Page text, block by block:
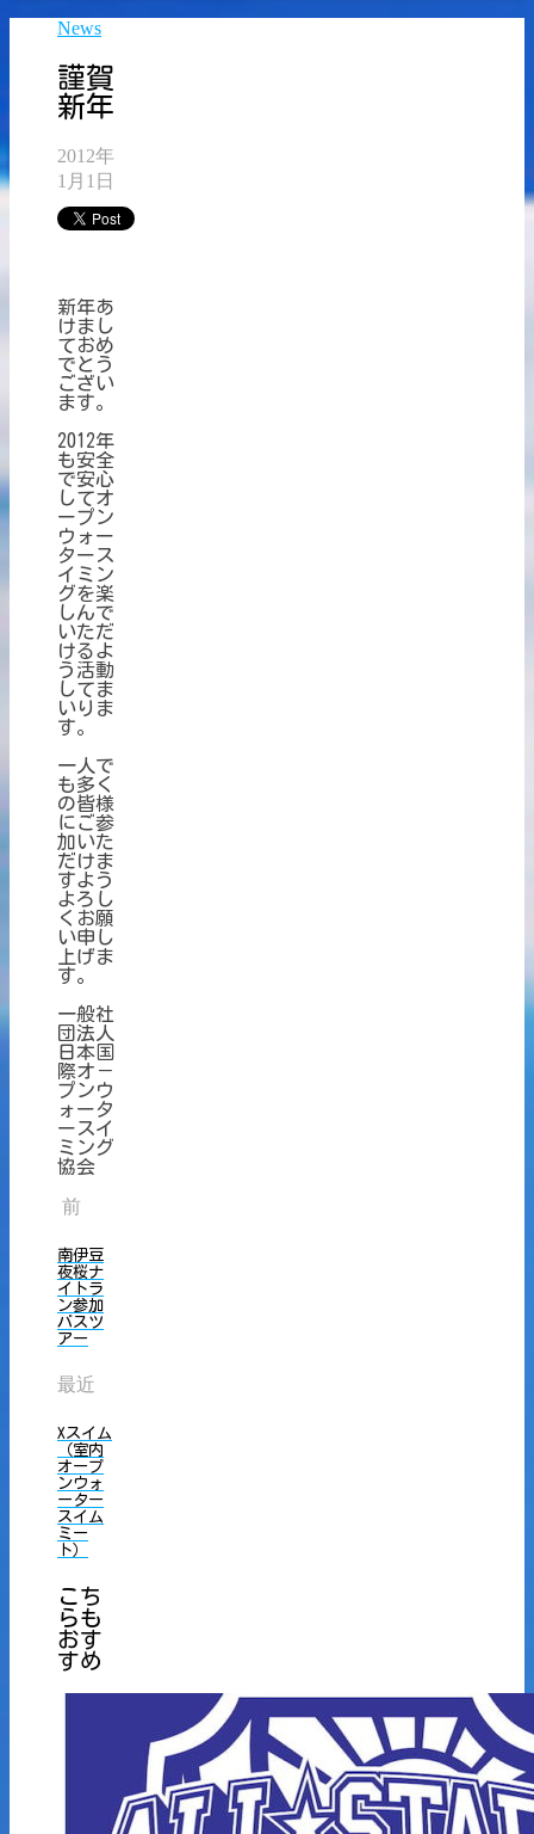
News
謹賀
新年
2012年
1月1日
新年あ
けまし
ておめ
でとう
ござい
ます。
2012年
も安全
で安心
してオ
ープン
ウォー
タース
イミン
グを楽
しんで
いただ
けるよ
う活動
してま
いりま
す。
一人で
も多く
の皆様
にご参
加いた
だけま
すよう
よろし
くお願
い申し
上げま
す。
一般社
団法人
日本国
際オ－
プンウ
ォータ
ースイ
ミング
協会
前
南伊豆
夜桜ナ
イトラ
ン参加
バスツ
アー
最近
Xスイム
（室内
オープ
ンウォ
ーター
スイム
ミー
ト）
こち
らも
おす
すめ